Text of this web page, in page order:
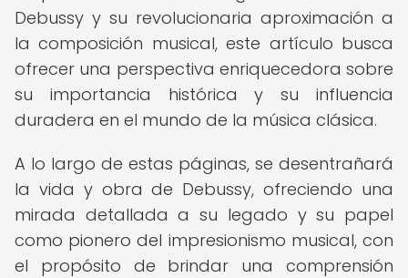
Debussy y su revolucionaria aproximación a
la composición musical, este artículo busca
ofrecer una perspectiva enriquecedora sobre
su importancia histórica y su influencia
duradera en el mundo de la música clásica.
A lo largo de estas páginas, se desentrañará
la vida y obra de Debussy, ofreciendo una
mirada detallada a su legado y su papel
como pionero del impresionismo musical, con
el propósito de brindar una comprensión